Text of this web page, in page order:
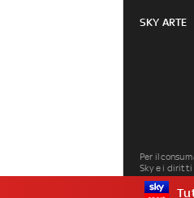
SKY ARTE
Per il
Sky e i diritti
Milano P.IVA